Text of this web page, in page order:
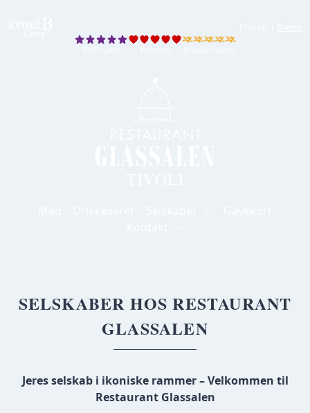
Berlingske
Politiken
Jyllands-Posten
SELSKABER HOS RESTAURANT
GLASSALEN
Jeres selskab i ikoniske rammer – Velkommen til
Restaurant Glassalen